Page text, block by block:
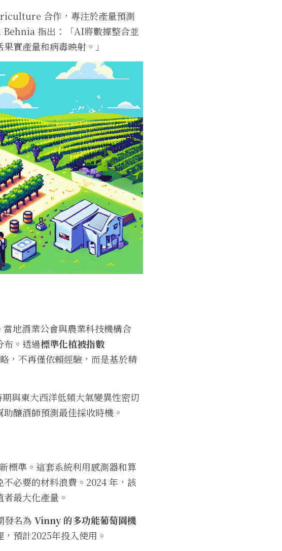
合作，專注於產量預測
指出：「AI將數據整合並
實產量和病毒映射。」
地酒業公會與農業科技機構合
布。透過標準化植被指數
，不再僅依賴經驗，而是基於精
與東大西洋低頻大氣變異性密切
釀酒師預測最佳採收時機。
準。這套系統利用感測器和算
必要的材料浪費。2024 年，該
最大化產量。
發名為 Vinny 的多功能葡萄園機
預計2025年投入使用。